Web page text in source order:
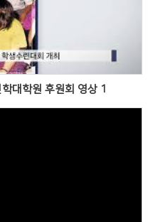
대학원 후원회 영상 1